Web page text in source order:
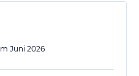
und gegen Gebühr erlaubt
dass das…
Juni 2026